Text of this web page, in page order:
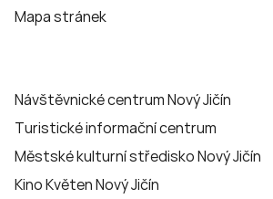
Mapa stránek
Návštěvnické centrum Nový Jičín
Turistické informační centrum
Městské kulturní středisko Nový Jičín
Kino Květen Nový Jičín